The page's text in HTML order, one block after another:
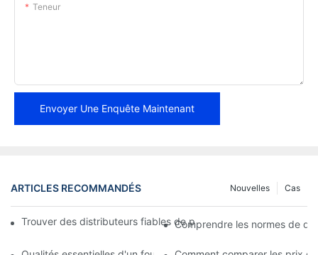
Teneur
Envoyer Une Enquête Maintenant
ARTICLES RECOMMANDÉS Cas
Nouvelles
Trouver des distributeurs fiables de plaquettes de frein pour
Comprendre les normes de